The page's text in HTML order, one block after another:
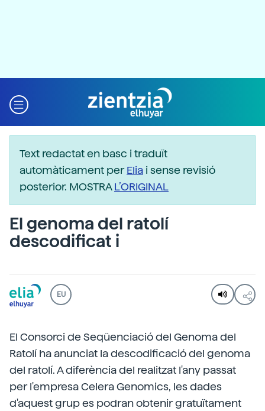
Text redactat en basc i traduït
automàticament perElia i sense revisió
posterior. MOSTRAL’ORIGINAL
El genoma del ratolí
descodificat i
EU
El Consorci de Seqüenciació del Genoma del
Ratolí ha anunciat la descodificació del genoma
del ratolí. A diferència del realitzat l'any passat
per l'empresa Celera Genomics, les dades
d'aquest grup es podran obtenir gratuïtament